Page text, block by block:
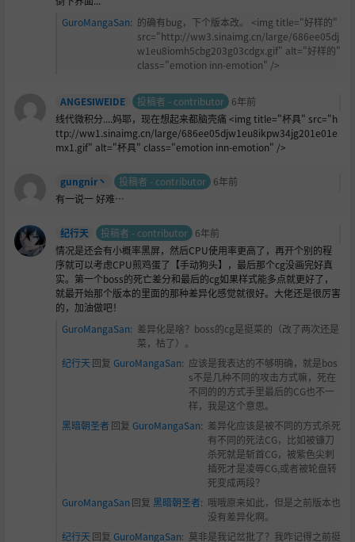
GuroMangaSan: 的确有bug，下个版本改。 <img title="好样的"
src="http://ww3.sinaimg.cn/large/686ee05dj
w1eu8iomh5cbg203g03cdgx.gif" alt="好样的"
class="emotion inn-emotion" />
ANGESIWEIDE 投稿者 - contributor 6年前
线代微积分....妈耶，现在想起来都脑壳痛 <img title="杯具" src="h
ttp://ww1.sinaimg.cn/large/686ee05djw1eu8ikpw34jg201e01e
mx1.gif" alt="杯具" class="emotion inn-emotion" />
gungnir丶 投稿者 - contributor 6年前
有一说一 好难…
纪行天 投稿者 - contributor 6年前
情况是还会有小概率黑屏，然后CPU使用率更高了，再开个别的程
序就可以考虑CPU煎鸡蛋了【手动狗头】，最后那个cg没画完好真
实。第一个boss的死亡差分和最后的cg如果样式能多点就更好了，
就最开始那个版本的里面的那种差异化感觉就很好。大佬还是很厉害
的，加油做吧！
GuroMangaSan: 差异化是啥？boss的cg是挺菜的（改了两次还是
菜，枯了）。
纪行天 回复 GuroMangaSan: 应该是我表达的不够明确，就是bos
s不是几种不同的攻击方式嘛，死在
不同的的方式手里最后的CG也不一
样，我是这个意思。
黑暗朝圣者回复 GuroMangaSan: 差异化应该是被不同的方式杀死
有不同的死法CG，比如被镰刀
杀死就是斩首CG，被紫色尖刺
插死才是凌辱CG,或者被轮盘转
死变成两段？
GuroMangaSan回复 黑暗朝圣者: 哦哦原来如此，但是之前版本也
没有差异化啊。
纪行天 回复 GuroMangaSan: 莫非是我记岔批了？我咋记得之前挺